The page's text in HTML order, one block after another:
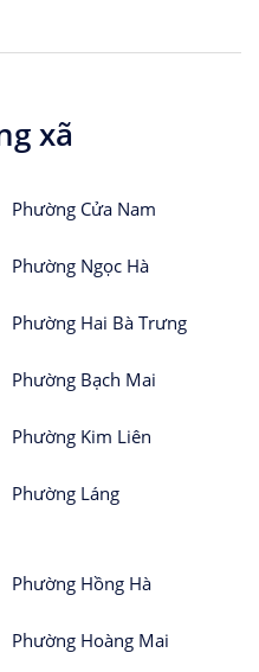
xã
Phường Cửa Nam
Phường Ngọc Hà
Phường Hai Bà Trưng
Phường Bạch Mai
Phường Kim Liên
Phường Láng
Phường Hồng Hà
Phường Hoàng Mai